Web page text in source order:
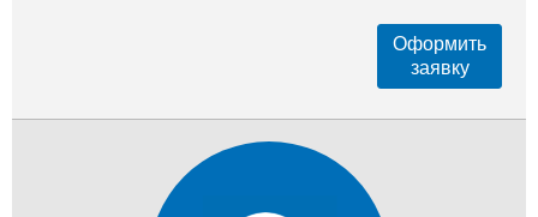
Оформить
заявку